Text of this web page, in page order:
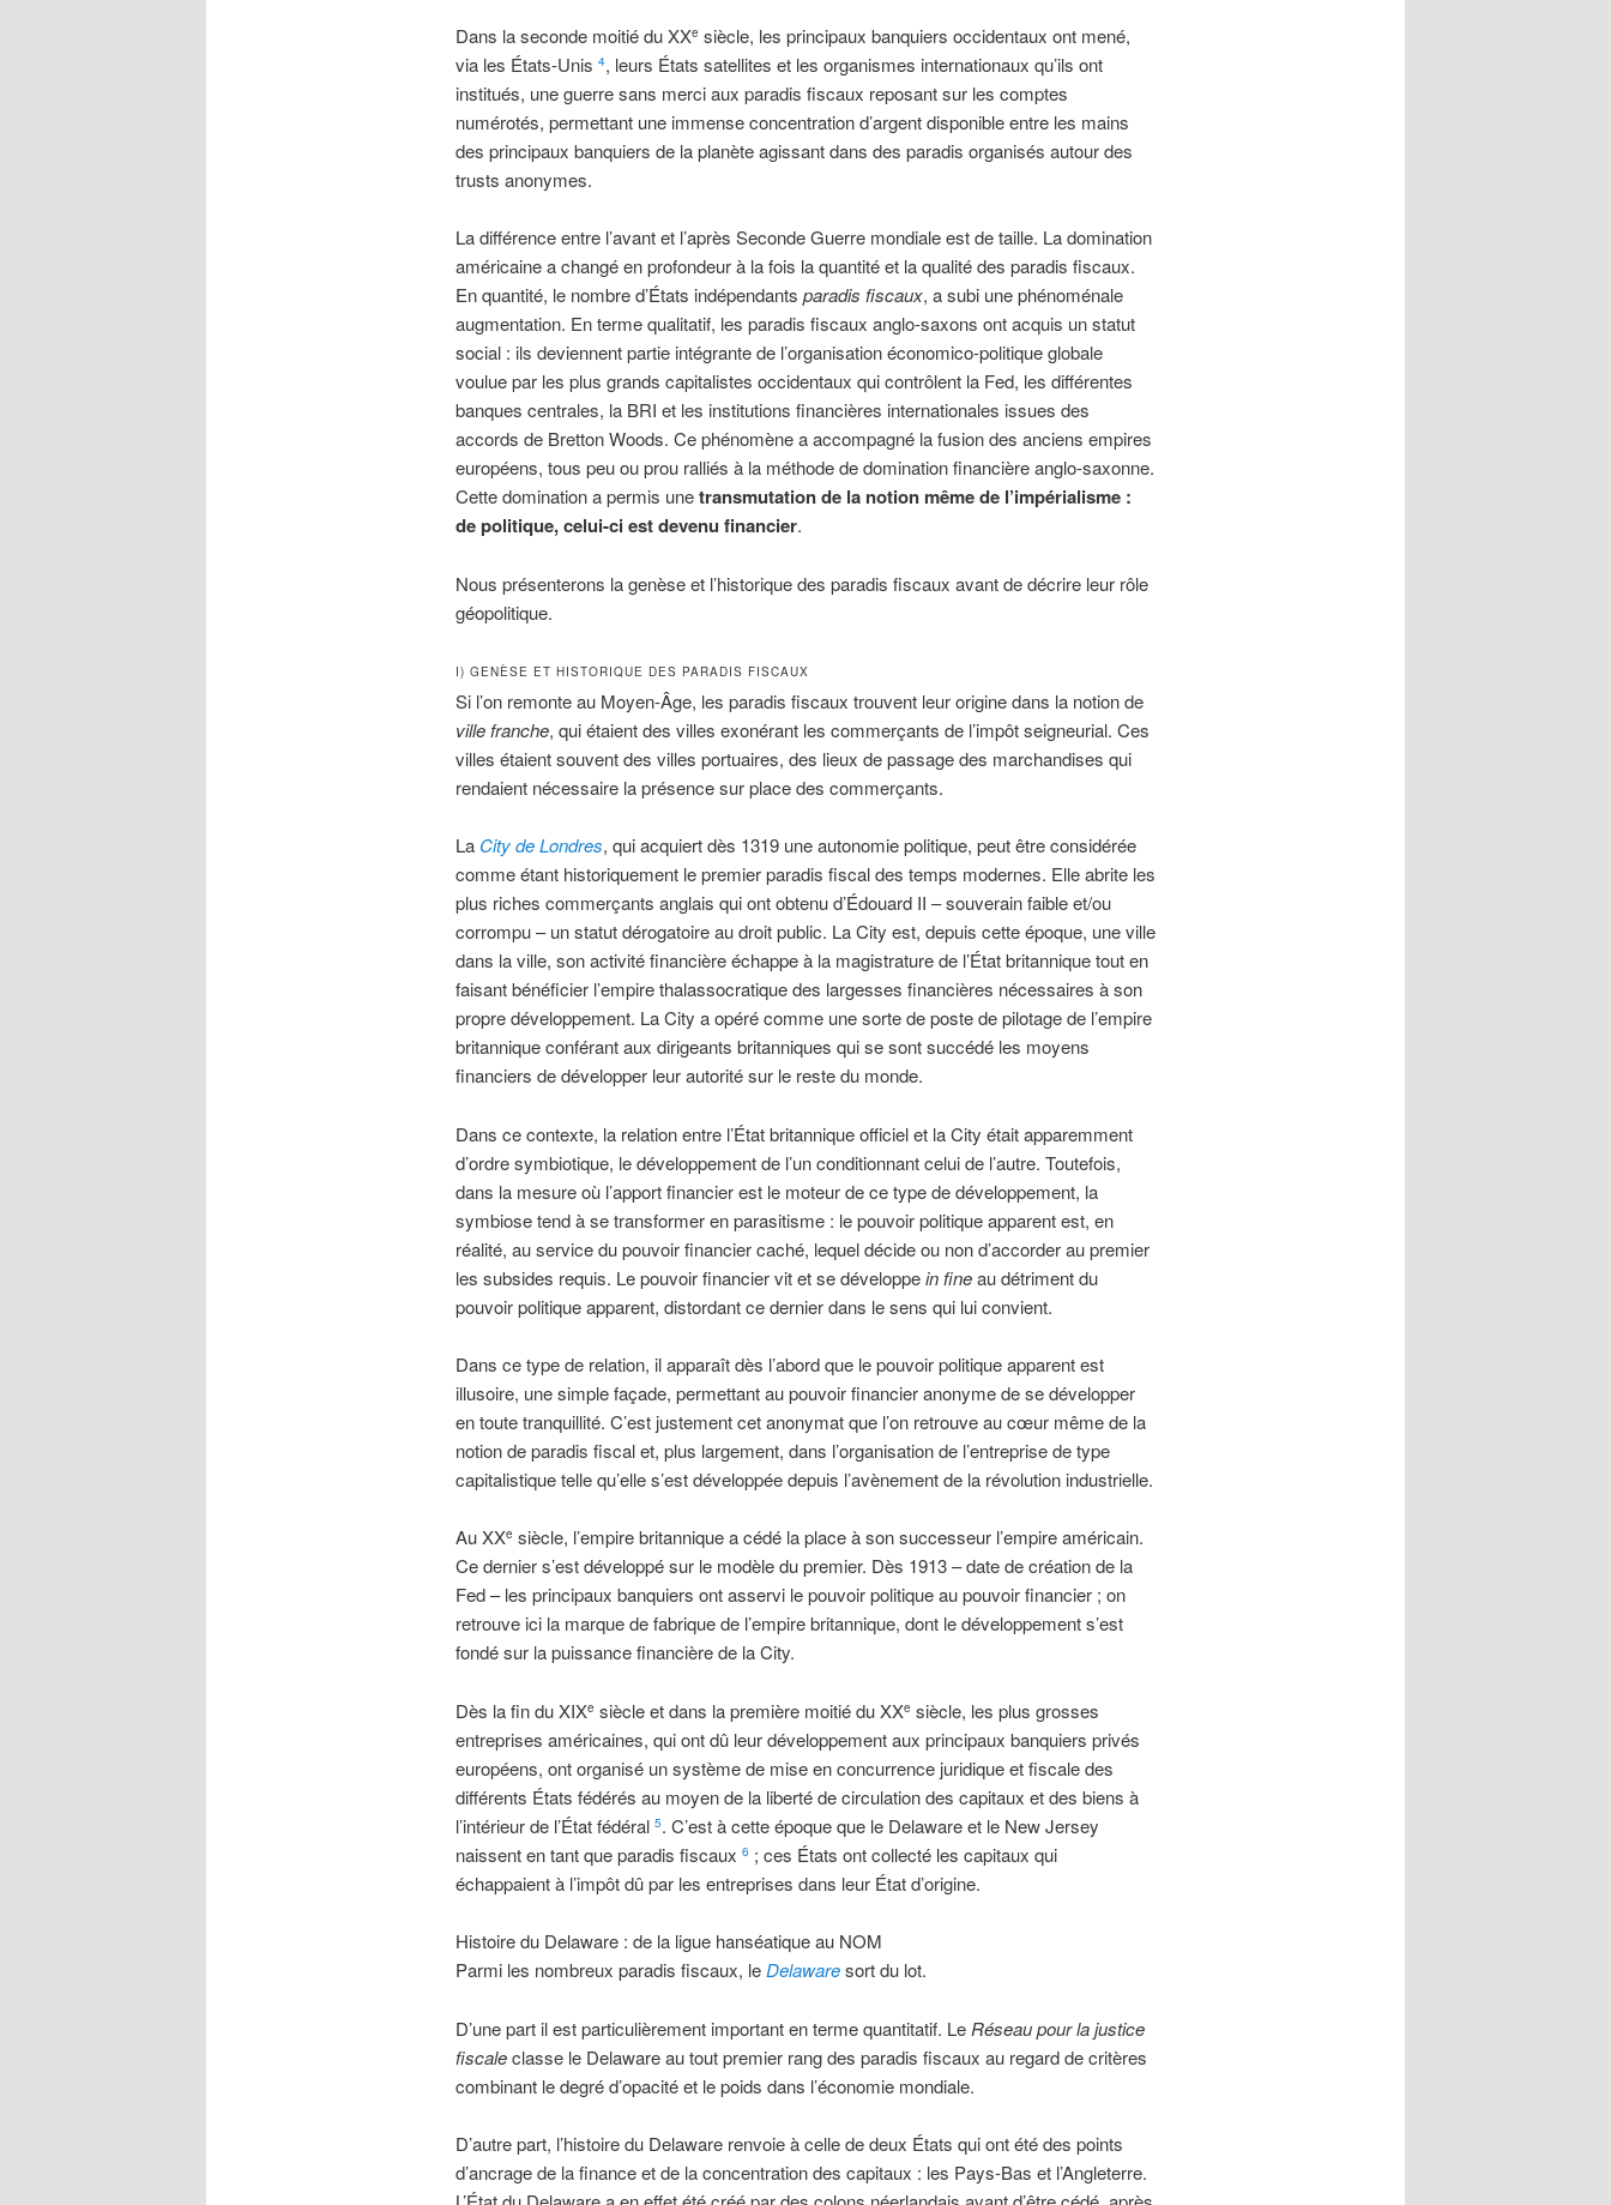
Dans la seconde moitié du XXe siècle, les principaux banquiers occidentaux ont mené,
via les États-Unis 4, leurs États satellites et les organismes internationaux qu’ils ont
institués, une guerre sans merci aux paradis fiscaux reposant sur les comptes
numérotés, permettant une immense concentration d’argent disponible entre les mains
des principaux banquiers de la planète agissant dans des paradis organisés autour des
trusts anonymes.
La différence entre l’avant et l’après Seconde Guerre mondiale est de taille. La domination
américaine a changé en profondeur à la fois la quantité et la qualité des paradis fiscaux.
En quantité, le nombre d’États indépendants paradis fiscaux, a subi une phénoménale
augmentation. En terme qualitatif, les paradis fiscaux anglo-saxons ont acquis un statut
social : ils deviennent partie intégrante de l’organisation économico-politique globale
voulue par les plus grands capitalistes occidentaux qui contrôlent la Fed, les différentes
banques centrales, la BRI et les institutions financières internationales issues des
accords de Bretton Woods. Ce phénomène a accompagné la fusion des anciens empires
européens, tous peu ou prou ralliés à la méthode de domination financière anglo-saxonne.
Cette domination a permis unetransmutation de la notion même de l’impérialisme :
de politique, celui-ci est devenu financier.
Nous présenterons la genèse et l’historique des paradis fiscaux avant de décrire leur rôle
géopolitique.
I) GENÈSE ET HISTORIQUE DES PARADIS FISCAUX
Si l’on remonte au Moyen-Âge, les paradis fiscaux trouvent leur origine dans la notion de
ville franche, qui étaient des villes exonérant les commerçants de l’impôt seigneurial. Ces
villes étaient souvent des villes portuaires, des lieux de passage des marchandises qui
rendaient nécessaire la présence sur place des commerçants.
La City de Londres, qui acquiert dès 1319 une autonomie politique, peut être considérée
comme étant historiquement le premier paradis fiscal des temps modernes. Elle abrite les
plus riches commerçants anglais qui ont obtenu d’Édouard II – souverain faible et/ou
corrompu – un statut dérogatoire au droit public. La City est, depuis cette époque, une ville
dans la ville, son activité financière échappe à la magistrature de l’État britannique tout en
faisant bénéficier l’empire thalassocratique des largesses financières nécessaires à son
propre développement. La City a opéré comme une sorte de poste de pilotage de l’empire
britannique conférant aux dirigeants britanniques qui se sont succédé les moyens
financiers de développer leur autorité sur le reste du monde.
Dans ce contexte, la relation entre l’État britannique officiel et la City était apparemment
d’ordre symbiotique, le développement de l’un conditionnant celui de l’autre. Toutefois,
dans la mesure où l’apport financier est le moteur de ce type de développement, la
symbiose tend à se transformer en parasitisme : le pouvoir politique apparent est, en
réalité, au service du pouvoir financier caché, lequel décide ou non d’accorder au premier
les subsides requis. Le pouvoir financier vit et se développein fineau détriment du
pouvoir politique apparent, distordant ce dernier dans le sens qui lui convient.
Dans ce type de relation, il apparaît dès l’abord que le pouvoir politique apparent est
illusoire, une simple façade, permettant au pouvoir financier anonyme de se développer
en toute tranquillité. C’est justement cet anonymat que l’on retrouve au cœur même de la
notion de paradis fiscal et, plus largement, dans l’organisation de l’entreprise de type
capitalistique telle qu’elle s’est développée depuis l’avènement de la révolution industrielle.
Au XXe siècle, l’empire britannique a cédé la place à son successeur l’empire américain.
Ce dernier s’est développé sur le modèle du premier. Dès 1913 – date de création de la
Fed – les principaux banquiers ont asservi le pouvoir politique au pouvoir financier ; on
retrouve ici la marque de fabrique de l’empire britannique, dont le développement s’est
fondé sur la puissance financière de la City.
Dès la fin du XIXe siècle et dans la première moitié du XXe siècle, les plus grosses
entreprises américaines, qui ont dû leur développement aux principaux banquiers privés
européens, ont organisé un système de mise en concurrence juridique et fiscale des
différents États fédérés au moyen de la liberté de circulation des capitaux et des biens à
l’intérieur de l’État fédéral 5. C’est à cette époque que le Delaware et le New Jersey
naissent en tant que paradis fiscaux 6 ; ces États ont collecté les capitaux qui
échappaient à l’impôt dû par les entreprises dans leur État d’origine.
Histoire du Delaware : de la ligue hanséatique au NOM
Parmi les nombreux paradis fiscaux, leDelawaresort du lot.
D’une part il est particulièrement important en terme quantitatif. Le Réseau pour la justice
fiscaleclasse le Delaware au tout premier rang des paradis fiscaux au regard de critères
combinant le degré d’opacité et le poids dans l’économie mondiale.
D’autre part, l’histoire du Delaware renvoie à celle de deux États qui ont été des points
d’ancrage de la finance et de la concentration des capitaux : les Pays-Bas et l’Angleterre.